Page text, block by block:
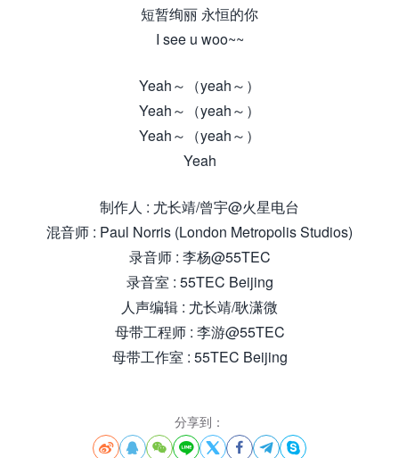
短暂绚丽 永恒的你
I see u woo~~
Yeah～（yeah～）
Yeah～（yeah～）
Yeah～（yeah～）
Yeah
制作人 : 尤长靖/曾宇@火星电台
混音师 : Paul Norris (London Metropolis Studios)
录音师 : 李杨@55TEC
录音室 : 55TEC Beijing
人声编辑 : 尤长靖/耿潇微
母带工程师 : 李游@55TEC
母带工作室 : 55TEC Beijing
分享到：
       